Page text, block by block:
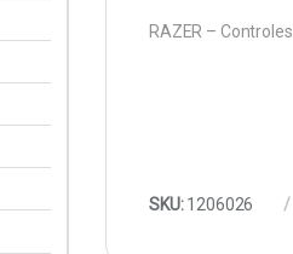
RAZER – Controles
SKU:1206026